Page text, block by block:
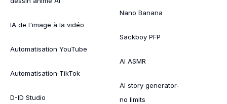
IA de l'image à la vidéo
Automatisation YouTube
Automatisation TikTok
D-ID Studio
Nano Banana
Sackboy PFP
AI ASMR
AI story generator-
no limits